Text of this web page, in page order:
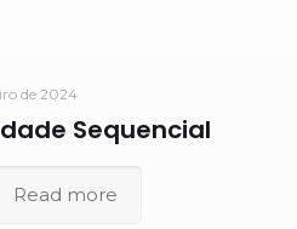
de 2024
Sequencial
Read more